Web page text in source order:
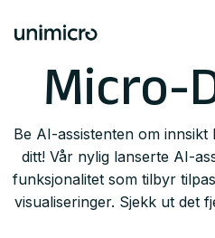
Micro-
Be AI-assistenten om
ditt! Vår nylig lanserte AI-
funksjonalitet som tilbyr
visualiseringer. Sjekk ut det